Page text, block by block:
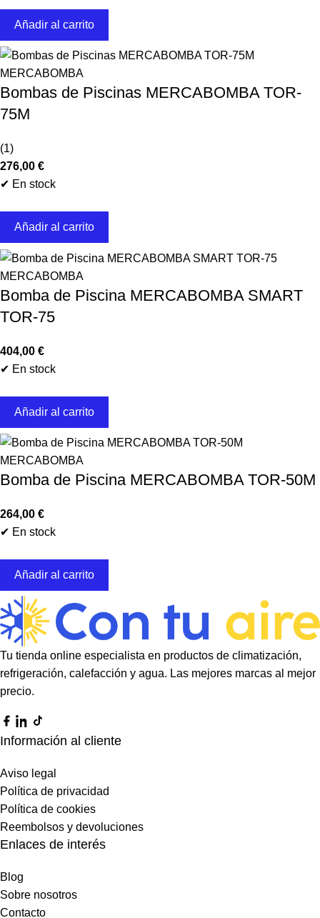
Añadir al carrito
MERCABOMBA
Bombas de Piscinas MERCABOMBA TOR-
75M
(1)
276,00 €
✔ En stock
Añadir al carrito
MERCABOMBA
Bomba de Piscina MERCABOMBA SMART
TOR-75
404,00 €
✔ En stock
Añadir al carrito
MERCABOMBA
Bomba de Piscina MERCABOMBA TOR-50M
264,00 €
✔ En stock
Añadir al carrito
Tu tienda online especialista en productos de climatización,
refrigeración, calefacción y agua. Las mejores marcas al mejor
precio.
Información al cliente
Aviso legal
Política de privacidad
Política de cookies
Reembolsos y devoluciones
Enlaces de interés
Blog
Sobre nosotros
Contacto